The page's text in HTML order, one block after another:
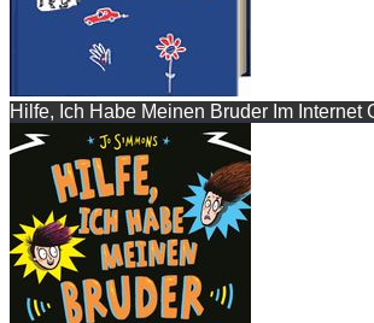
Hilfe, Ich Habe Meinen Bruder Im Internet